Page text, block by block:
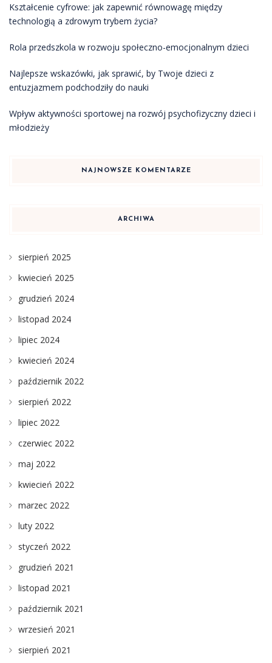
Kształcenie cyfrowe: jak zapewnić równowagę między
technologią a zdrowym trybem życia?
Rola przedszkola w rozwoju społeczno-emocjonalnym dzieci
Najlepsze wskazówki, jak sprawić, by Twoje dzieci z
entuzjazmem podchodziły do nauki
Wpływ aktywności sportowej na rozwój psychofizyczny dzieci i
młodzieży
NAJNOWSZE KOMENTARZE
ARCHIWA
sierpień 2025
kwiecień 2025
grudzień 2024
listopad 2024
lipiec 2024
kwiecień 2024
październik 2022
sierpień 2022
lipiec 2022
czerwiec 2022
maj 2022
kwiecień 2022
marzec 2022
luty 2022
styczeń 2022
grudzień 2021
listopad 2021
październik 2021
wrzesień 2021
sierpień 2021